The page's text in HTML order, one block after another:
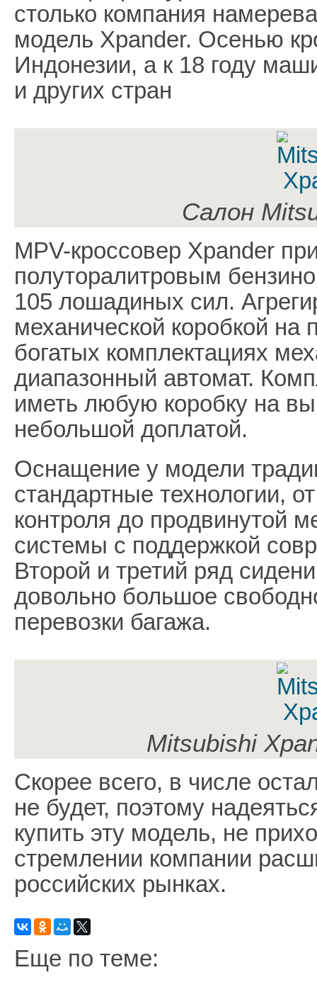
столько компания
модель Xpander. Осенью
Индонезии, а к 18 году
и других стран
Салон
MPV-кроссовер Xpander
полуторалитровым
105 лошадиных сил.
механической коробкой на
богатых комплектациях
диапазонный автомат.
иметь любую коробку на
небольшой доплатой.
Оснащение у модели
стандартные технологии,
контроля до продвинутой
системы с поддержкой
Второй и третий ряд
довольно большое
перевозки багажа.
Mitsubishi
Скорее всего, в числе
не будет, поэтому
купить эту модель, не
стремлении компании
российских рынках.
Еще по теме: